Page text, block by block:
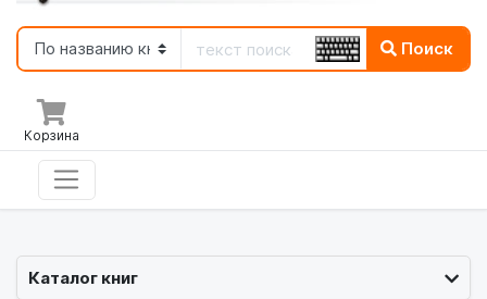
Поиск
Корзина
Каталог книг